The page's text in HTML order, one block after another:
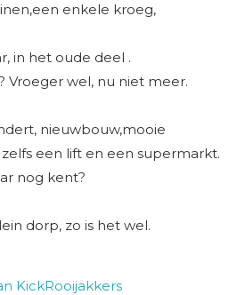
enkele kroeg,
in het oude deel .
Vroeger wel, nu niet meer.
nieuwbouw,mooie
een lift en een supermarkt.
nog kent?
dorp, zo is het wel.
KickRooijakkers